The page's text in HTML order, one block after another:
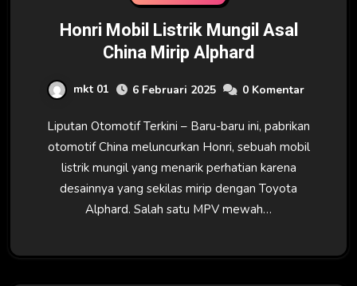
Honri Mobil Listrik Mungil Asal
China Mirip Alphard
mkt 01 6 Februari 2025 0 Komentar
Liputan Otomotif Terkini – Baru-baru ini, pabrikan
otomotif China meluncurkan Honri, sebuah mobil
listrik mungil yang menarik perhatian karena
desainnya yang sekilas mirip dengan Toyota
Alphard. Salah satu MPV mewah…